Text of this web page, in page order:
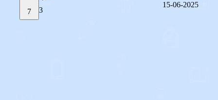
7 3
15-06-2025